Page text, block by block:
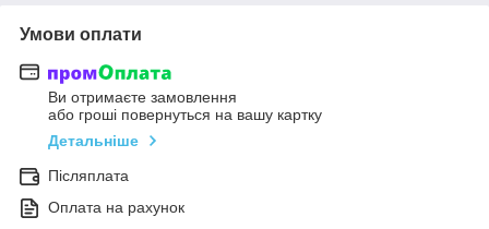
Умови оплати
Ви отримаєте замовлення
або гроші повернуться на вашу картку
Детальніше
Післяплата
Оплата на рахунок